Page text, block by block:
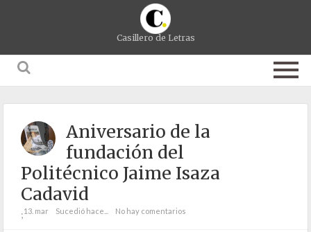
Casillero de Letras
Aniversario de la
fundación del
Politécnico Jaime Isaza
Cadavid
;13. mar Sucedió hace... No hay comentarios